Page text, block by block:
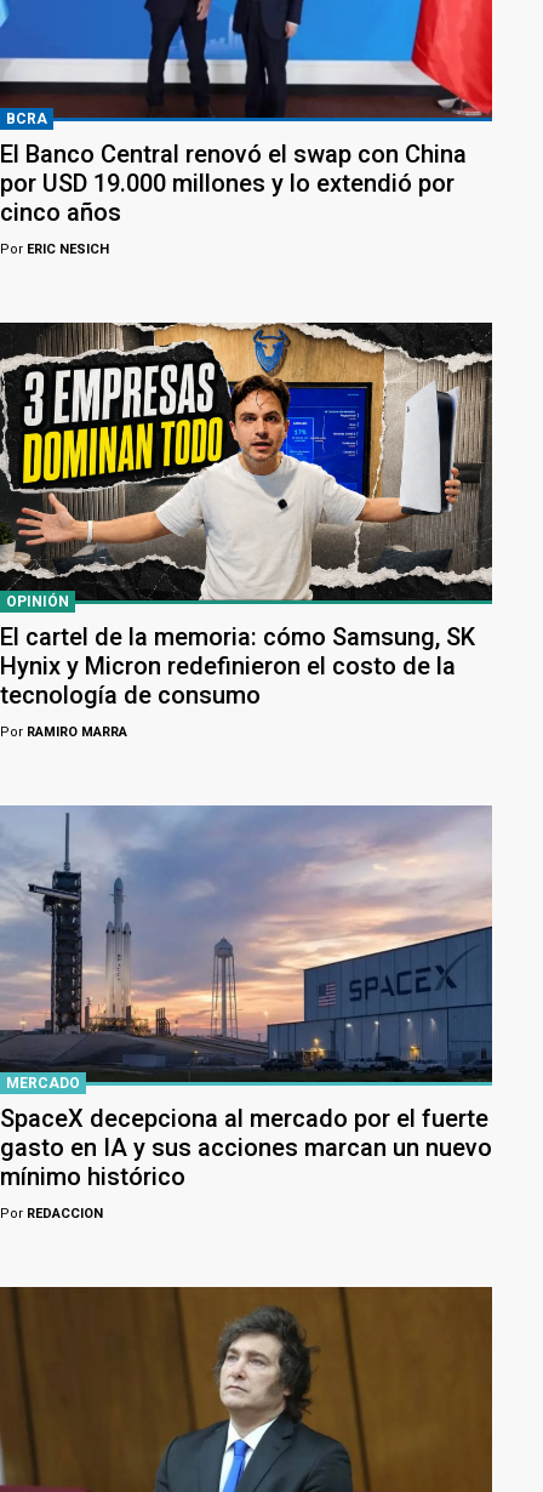
BCRA
El Banco Central renovó el swap con China
por USD 19.000 millones y lo extendió por
cinco años
Por ERIC NESICH
OPINIÓN
El cartel de la memoria: cómo Samsung, SK
Hynix y Micron redefinieron el costo de la
tecnología de consumo
Por RAMIRO MARRA
MERCADO
SpaceX decepciona al mercado por el fuerte
gasto en IA y sus acciones marcan un nuevo
mínimo histórico
Por REDACCION